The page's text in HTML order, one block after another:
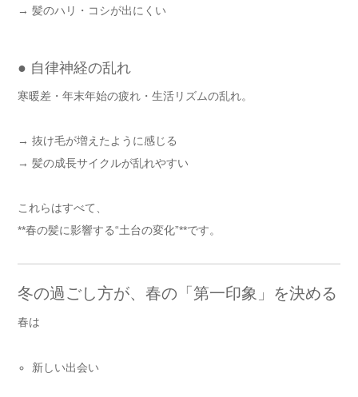
→ 髪のハリ・コシが出にくい
● 自律神経の乱れ
寒暖差・年末年始の疲れ・生活リズムの乱れ。
→ 抜け毛が増えたように感じる
→ 髪の成長サイクルが乱れやすい
これらはすべて、
**春の髪に影響する“土台の変化”**です。
冬の過ごし方が、春の「第一印象」を決める
春は
新しい出会い